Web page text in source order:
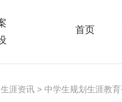
首页
生涯资讯 > 中学生规划生涯教